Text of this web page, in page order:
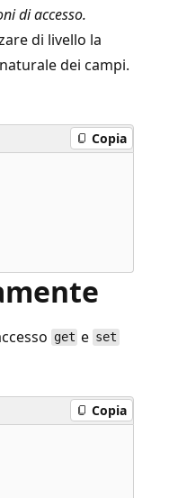
di accesso.
di livello la
dei campi.
Copia
get e set
Copia